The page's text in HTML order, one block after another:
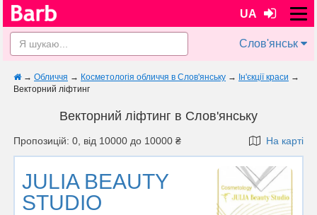
UA
Слов'янськ
→ Обличчя → Косметологія обличчя в Слов'янську → Ін'єкції краси →
Векторний ліфтинг
Векторний ліфтинг в Слов'янську
Пропозицій: 0, від 10000 до 10000 ₴ На карті
JULIA BEAUTY
STUDIO